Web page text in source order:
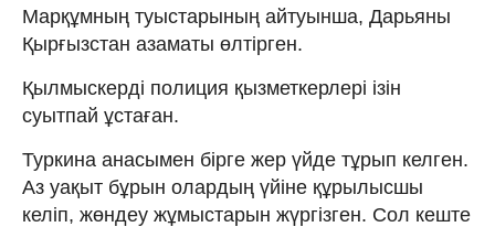
Марқұмның туыстарының айтуынша, Дарьяны
Қырғызстан азаматы өлтірген.
Қылмыскерді полиция қызметкерлері ізін
суытпай ұстаған.
Туркина анасымен бірге жер үйде тұрып келген.
Аз уақыт бұрын олардың үйіне құрылысшы
келіп, жөндеу жұмыстарын жүргізген. Сол кеште